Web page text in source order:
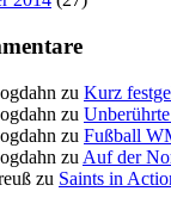
zu Kurz
zu
zu Fußball
zu Auf der
zu Saints in